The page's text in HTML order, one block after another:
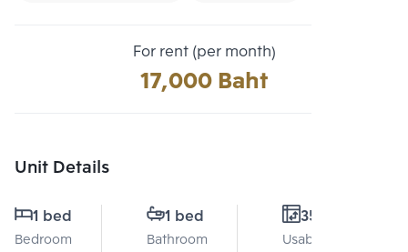
For rent (per month)
17,000 Baht
Unit Details
1 bed
Bedroom
1 bed
Bathroom
35 Sq.m.
Usable area